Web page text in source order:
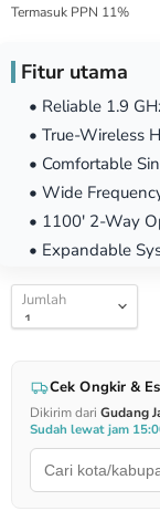
Termasuk PPN 11%
Fitur utama
• Reliable 1.9
• True-Wireless
• Comfortable
• Wide
• 1100' 2-Way
• Expandable
Jumlah
Cek Ongkir &
Dikirim dari Gudang
Sudah lewat jam